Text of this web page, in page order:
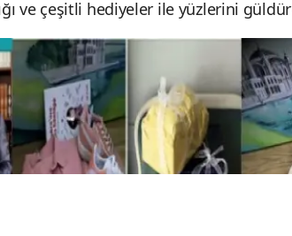
ve çeşitli hediyeler ile yüzlerini